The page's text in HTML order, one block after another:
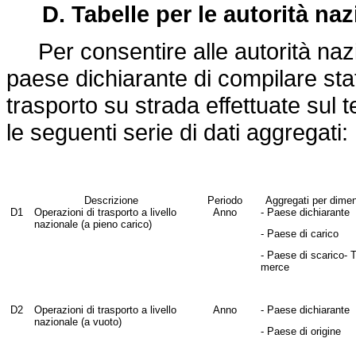
D. Tabelle per le autorità
Per consentire alle autorità
paese dichiarante di compilare
trasporto su strada effettuate sul
le seguenti serie di dati aggregati:
Descrizione Periodo
Aggregati per
D1
Operazioni di trasporto a livello
nazionale (a pieno carico)
Anno
- Paese dichiarante
- Paese di carico
- Paese di scarico-
merce
D2
Operazioni di trasporto a livello
nazionale (a vuoto)
Anno
- Paese dichiarante
- Paese di origine